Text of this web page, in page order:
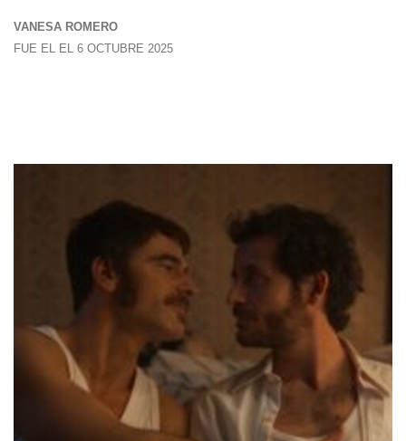
VANESA ROMERO
FUE EL EL 6 OCTUBRE 2025